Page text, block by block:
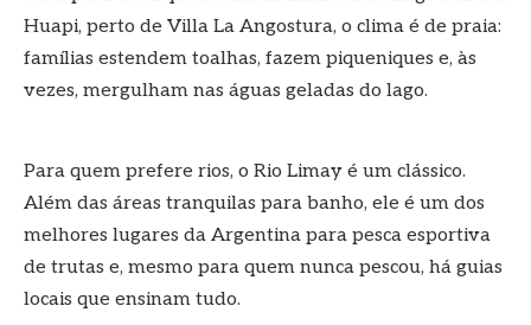
Huapi, perto de Villa La Angostura, o clima é de praia:
famílias estendem toalhas, fazem piqueniques e, às
vezes, mergulham nas águas geladas do lago.
Para quem prefere rios, o Rio Limay é um clássico.
Além das áreas tranquilas para banho, ele é um dos
melhores lugares da Argentina para pesca esportiva
de trutas e, mesmo para quem nunca pescou, há guias
locais que ensinam tudo.